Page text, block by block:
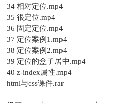
34 相对定位.mp4
35 很定位.mp4
36 固定定位.mp4
37 定位案例1.mp4
38 定位案例2.mp4
39 定位的盒子居中.mp4
40 z-index属性.mp4
html与css课件.rar